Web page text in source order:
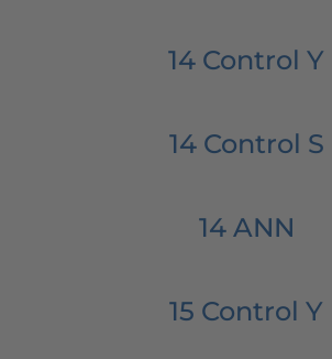
14 Control Y
14 Control S
14 ANN
15 Control Y